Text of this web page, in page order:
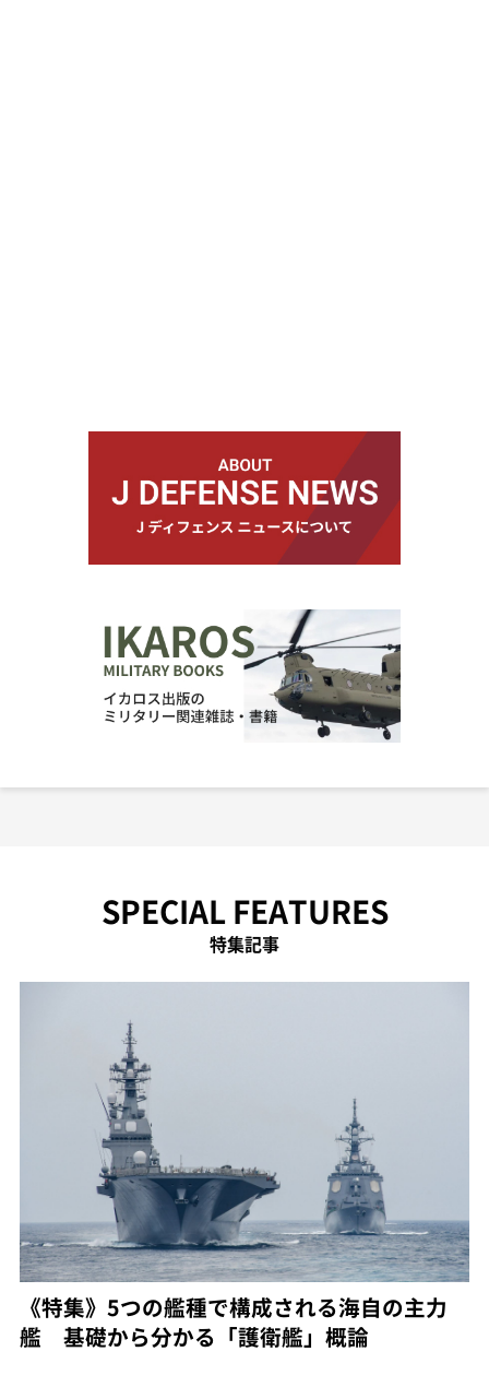
SPECIAL FEATURES
特集記事
《特集》5つの艦種で構成される海自の主力
艦 基礎から分かる「護衛艦」概論